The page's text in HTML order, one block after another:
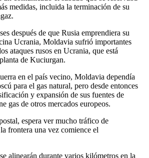
medidas, incluida la terminación de su
después de que Rusia emprendiera su
Ucrania, Moldavia sufrió importantes
ataques rusos en Ucrania, que está
de Kuciurgan.
en el país vecino, Moldavia dependía
para el gas natural, pero desde entonces
y expansión de sus fuentes de
gas de otros mercados europeos.
espera ver mucho tráfico de
frontera una vez comience el
alinearán durante varios kilómetros en la